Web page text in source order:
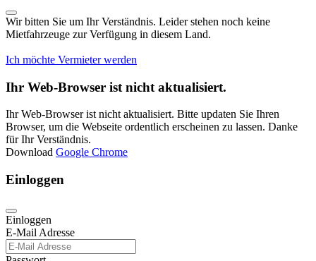
Wir bitten Sie um Ihr Verständnis. Leider stehen noch keine
Mietfahrzeuge zur Verfügung in diesem Land.
Ich möchte Vermieter werden
Ihr Web-Browser ist nicht aktualisiert.
Ihr Web-Browser ist nicht aktualisiert. Bitte updaten Sie Ihren
Browser, um die Webseite ordentlich erscheinen zu lassen. Danke
für Ihr Verständnis.
Download Google Chrome
Einloggen
Einloggen
E-Mail Adresse